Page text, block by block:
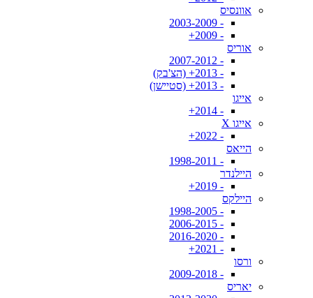
אוונסיס
- 2003-2009
- 2009+
אוריס
- 2007-2012
- 2013+ (הצ'בק)
- 2013+ (סטיישן)
אייגו
- 2014+
אייגו X
- 2022+
הייאס
- 1998-2011
היילנדר
- 2019+
היילקס
- 1998-2005
- 2006-2015
- 2016-2020
- 2021+
ורסו
- 2009-2018
יאריס